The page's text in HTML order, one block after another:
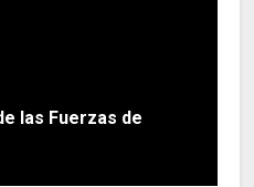
las Fuerzas de